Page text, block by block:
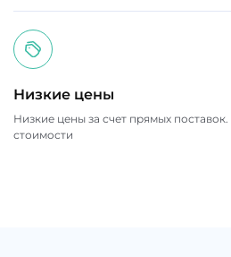
Низкие цены
Низкие цены за счет прямых
стоимости